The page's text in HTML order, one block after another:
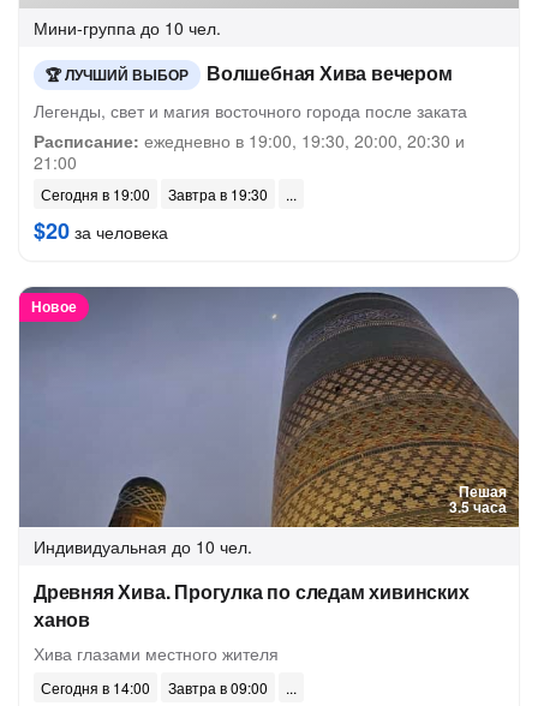
Мини-группа до 10 чел.
ЛУЧШИЙ ВЫБОР Волшебная Хива вечером
Легенды, свет и магия восточного города после заката
Расписание: ежедневно в 19:00, 19:30, 20:00, 20:30 и
21:00
Сегодня в 19:00 Завтра в 19:30
$20 за человека
Новое
Пешая
3.5 часа
Индивидуальная до 10 чел.
Древняя Хива. Прогулка по следам хивинских
ханов
Хива глазами местного жителя
Сегодня в 14:00 Завтра в 09:00